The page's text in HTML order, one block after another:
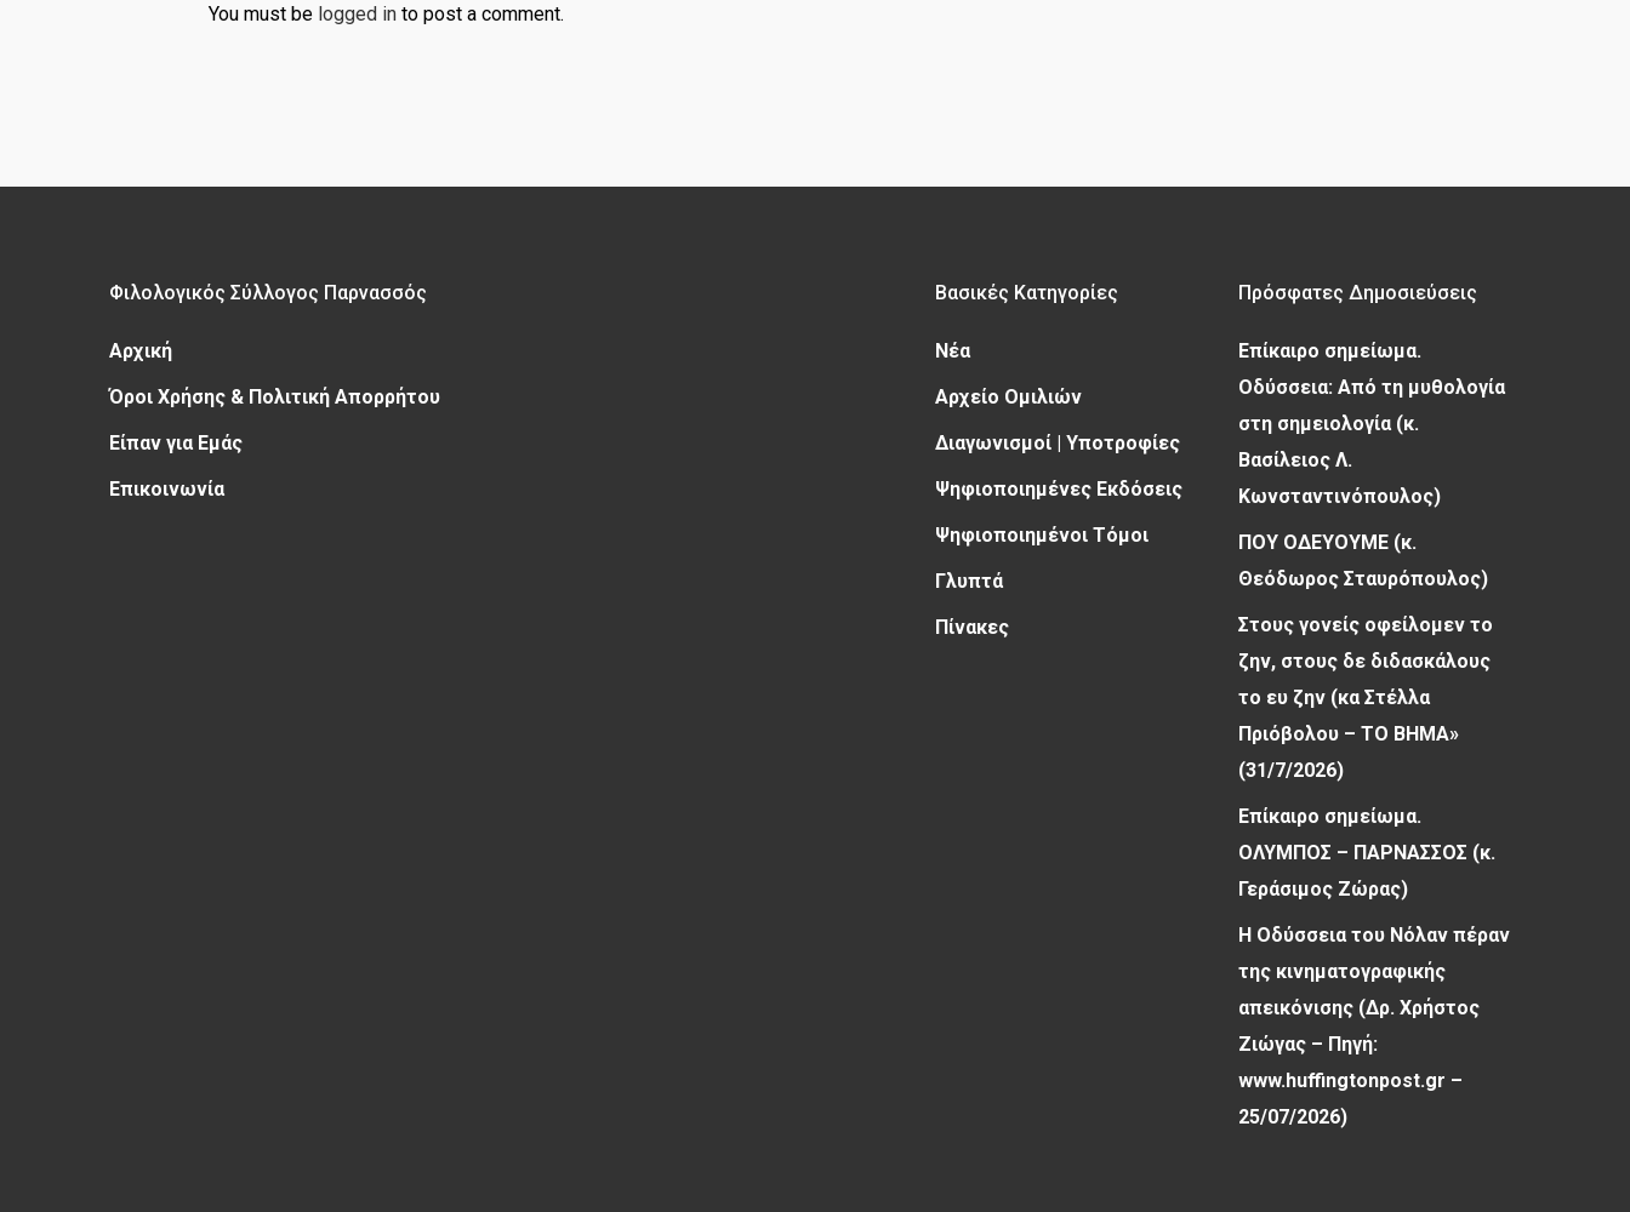
You must be logged in to post a comment.
Φιλολογικός Σύλλογος Παρνασσός
Αρχική
Όροι Χρήσης & Πολιτική Απορρήτου
Είπαν για Εμάς
Επικοινωνία
Βασικές Κατηγορίες
Νέα
Αρχείο Ομιλιών
Διαγωνισμοί | Υποτροφίες
Ψηφιοποιημένες Εκδόσεις
Ψηφιοποιημένοι Τόμοι
Γλυπτά
Πίνακες
Πρόσφατες Δημοσιεύσεις
Επίκαιρο σημείωμα.
Οδύσσεια: Από τη μυθολογία
στη σημειολογία (κ.
Βασίλειος Λ.
Κωνσταντινόπουλος)
ΠΟΥ ΟΔΕΥΟΥΜΕ (κ.
Θεόδωρος Σταυρόπουλος)
Στους γονείς οφείλομεν το
ζην, στους δε διδασκάλους
το ευ ζην (κα Στέλλα
Πριόβολου – ΤΟ ΒΗΜΑ»
(31/7/2026)
Επίκαιρο σημείωμα.
ΟΛΥΜΠΟΣ – ΠΑΡΝΑΣΣΟΣ (κ.
Γεράσιμος Ζώρας)
Η Οδύσσεια του Νόλαν πέραν
της κινηματογραφικής
απεικόνισης (Δρ. Χρήστος
Ζιώγας – Πηγή:
www.huffingtonpost.gr –
25/07/2026)